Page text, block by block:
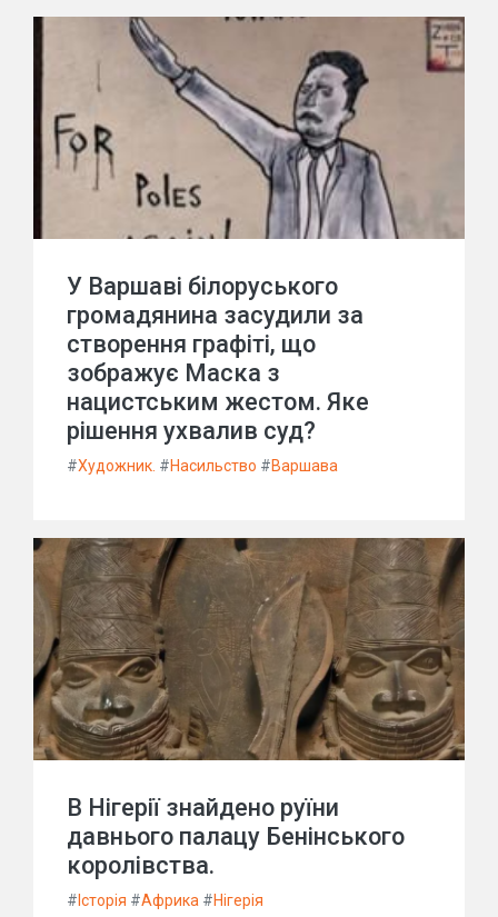
У Варшаві білоруського
громадянина засудили за
створення графіті, що
зображує Маска з
нацистським жестом. Яке
рішення ухвалив суд?
#Художник. #Насильство #Варшава
В Нігерії знайдено руїни
давнього палацу Бенінського
королівства.
# Історія #Африка #Нігерія